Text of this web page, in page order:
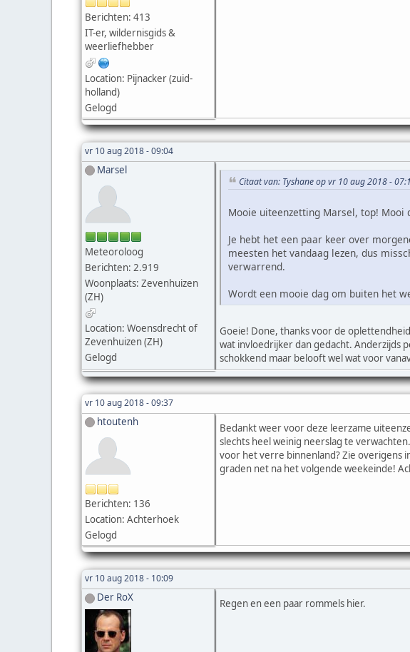
Berichten: 413
IT-er, wildernisgids &
weerliefhebber
Location: Pijnacker (zuid-
holland)
Gelogd
vr 10 aug 2018 - 09:04
Marsel
Meteoroloog
Berichten: 2.919
Woonplaats: Zevenhuizen
(ZH)
Location: Woensdrecht of
Zevenhuizen (ZH)
Gelogd
Citaat van: Tyshane op vr 10 aug 2018 -
Mooie uiteenzetting Marsel, top!
Je hebt het een paar keer over
meesten het vandaag lezen, dus
verwarrend.
Wordt een mooie dag om buiten het
Goeie! Done, thanks voor de
wat invloedrijker dan gedacht. Anderzijds
schokkend maar belooft wel wat voor
vr 10 aug 2018 - 09:37
htoutenh
Berichten: 136
Location: Achterhoek
Gelogd
Bedankt weer voor deze leerzame
slechts heel weinig neerslag te
voor het verre binnenland? Zie overigens
graden net na het volgende weekeinde!
vr 10 aug 2018 - 10:09
Der RoX
Regen en een paar rommels hier.